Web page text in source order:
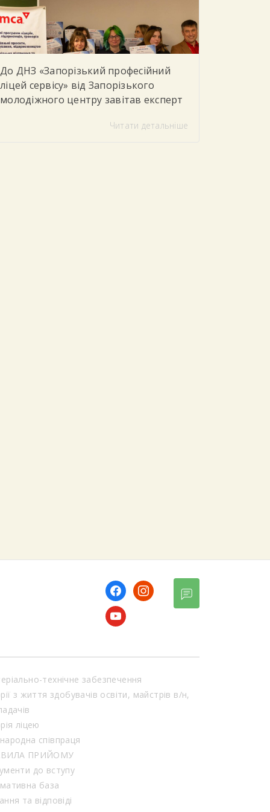
теоретичні […]
До ДНЗ «Запорізький професійний
ліцей сервісу» від Запорізького
молодіжного центру завітав експерт
партнерства, який провів дляЧитати детальніше
facebookinstagram
youtube
технічне забезпечення
з життя здобувачів освіти, майстрів в/н,
ліцею
співпраця
ПРИЙОМУ
до вступу
база
та відповіді